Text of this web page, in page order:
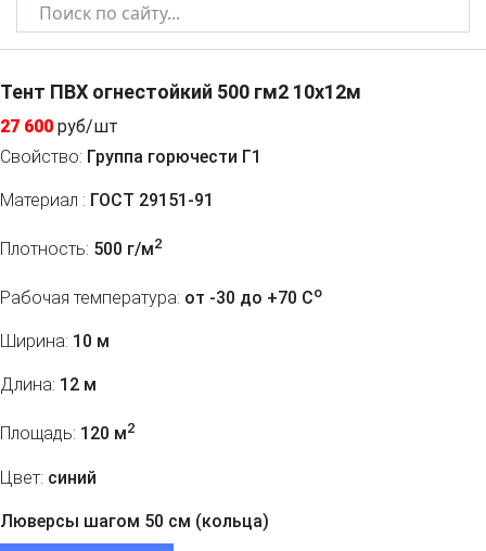
Тент ПВХ огнестойкий 500 гм2 10х12м
27 600 руб/шт
Свойство: Группа горючести Г1
Материал : ГОСТ 29151-91
Плотность: 500 г/м2
Рабочая температура: от -30 до +70 Co
Ширина: 10 м
Длина: 12 м
Площадь: 120 м2
Цвет: синий
Люверсы шагом 50 см (кольца)